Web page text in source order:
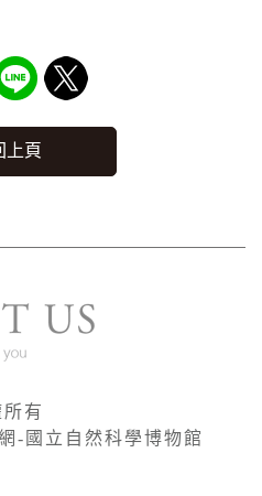
上頁
有
-國立自然科學博物館